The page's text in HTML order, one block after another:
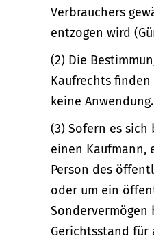
Verbrauchers
entzogen wird
(2) Die
Kaufrechts
keine Anwendung.
(3) Sofern es sich
einen Kaufmann,
Person des
oder um ein
Sondervermögen
Gerichtsstand für